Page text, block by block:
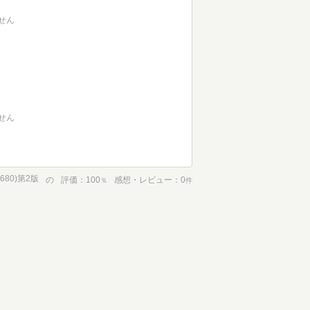
ん
ん
第2版 の 評価 100 ％ 感想・レビュー 0件